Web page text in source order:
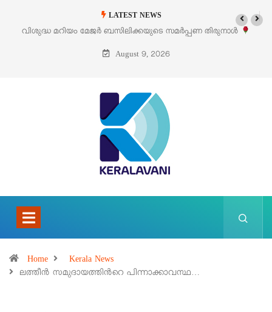
LATEST NEWS
‘പെറ്റൽസ്’ ലൈഫ് സ്റ്റൈൽ എക്സിബിഷനും സെയിലും ഓഗസ്റ്റ് 8-ന്
പെരുമാനൂരിൽ
August 9, 2026
Home
Kerala News
ലത്തീന്‍ സമുദായത്തിന്‍റെ പിന്നാക്കാവസ്ഥ…